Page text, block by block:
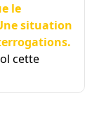
le
situation
cette